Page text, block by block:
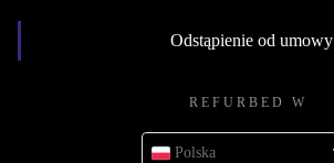
Odstąpienie od umowy
REFURBED W
Polska